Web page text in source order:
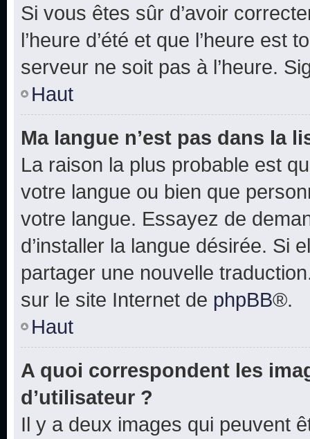
Si vous êtes sûr d’avoir
l’heure d’été et que l’heure est
serveur ne soit pas à l’heure.
Haut
Ma langue n’est pas dans la
La raison la plus probable est
votre langue ou bien que
votre langue. Essayez de
d’installer la langue désirée. Si
partager une nouvelle
sur le site Internet de phpBB®.
Haut
A quoi correspondent les
d’utilisateur ?
Il y a deux images qui peuvent